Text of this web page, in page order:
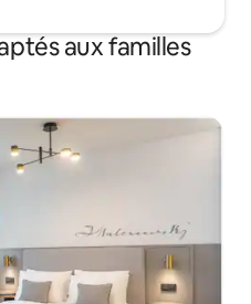
aux familles